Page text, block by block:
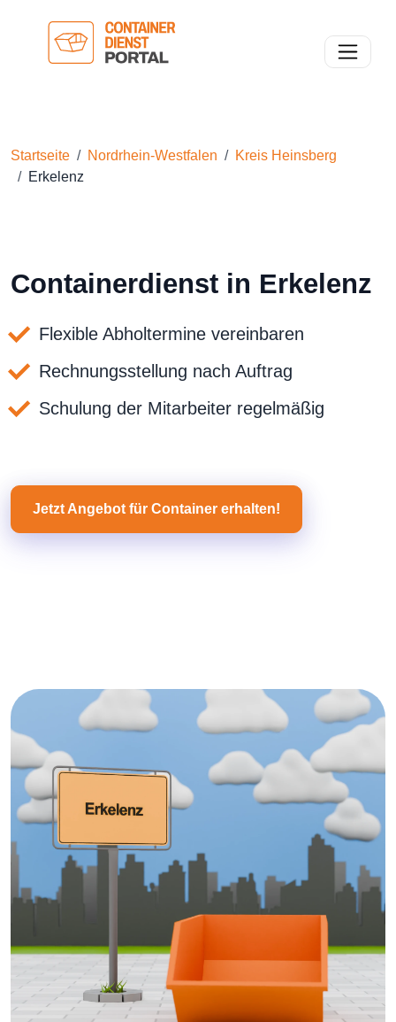
Toggle
Startseite Nordrhein-Westfalen
Kreis Heinsberg
Erkelenz
Containerdienst in Erkelenz
Flexible Abholtermine vereinbaren
Rechnungsstellung nach Auftrag
Schulung der Mitarbeiter regelmäßig
Jetzt Angebot für Container erhalten!